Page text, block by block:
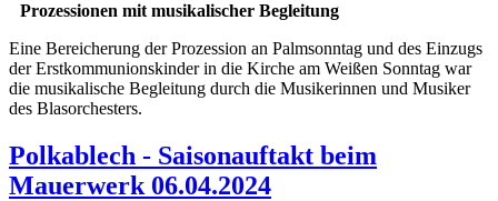
Prozessionen mit musikalischer Begleitung
Eine Bereicherung der Prozession an Palmsonntag und des Einzugs
der Erstkommunionskinder in die Kirche am Weißen Sonntag war
die musikalische Begleitung durch die Musikerinnen und Musiker
des Blasorchesters.
Polkablech - Saisonauftakt beim
Mauerwerk 06.04.2024